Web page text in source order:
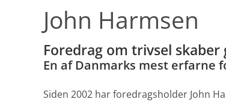
John Harmsen
Foredrag om trivsel skaber
En af Danmarks mest erfarne
Siden 2002 har foredragsholder John